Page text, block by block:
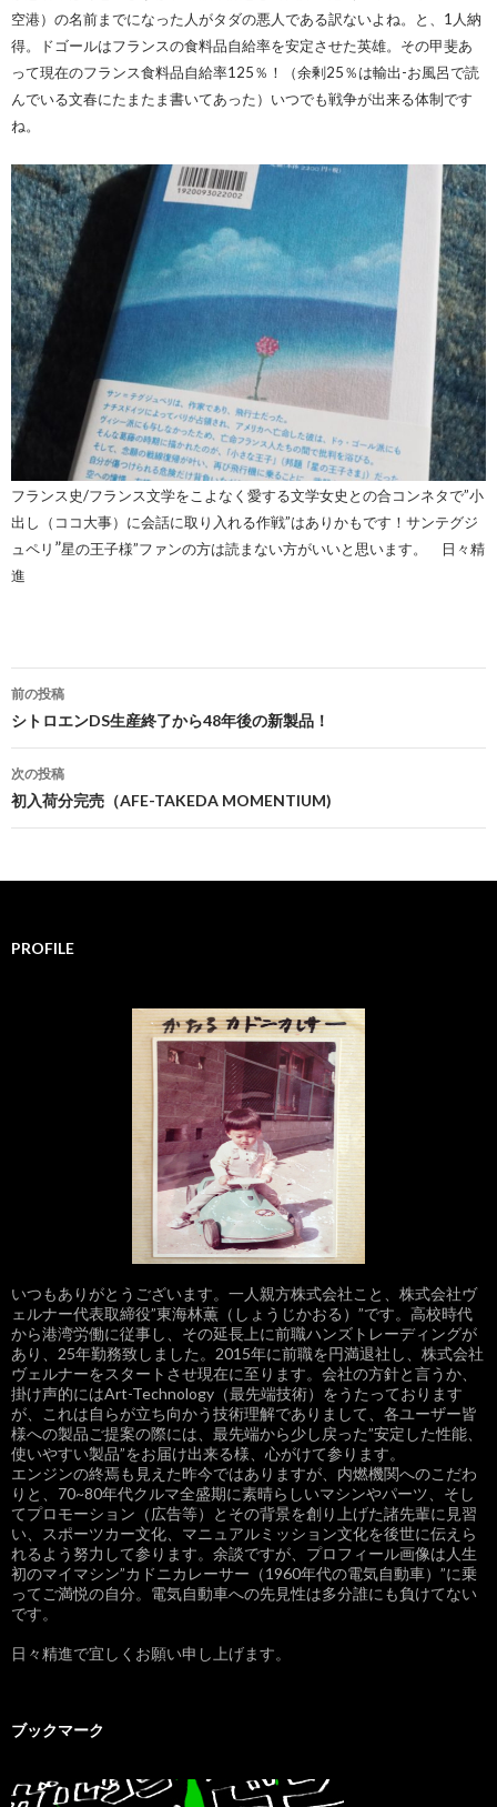
空港）の名前までになった人がタダの悪人である訳ないよね。と、1人納
得。ドゴールはフランスの食料品自給率を安定させた英雄。その甲斐あ
って現在のフランス食料品自給率125％！（余剰25％は輸出-お風呂で読
んでいる文春にたまたま書いてあった）いつでも戦争が出来る体制です
ね。
フランス史/フランス文学をこよなく愛する文学女史との合コンネタで”小
出し（ココ大事）に会話に取り入れる作戦”はありかもです！ サンテグジ
ュペリ ”星の王子様”ファンの方は読まない方がいいと思います。 日々精
進
投
稿
ナ
ゲ
シ
前の投稿
シトロエンDS生産終了から48年後の新製品！
次の投稿
初入荷分完売（AFE-TAKEDA MOMENTIUM)
PROFILE
いつもありがとうございます。一人親方株式会社こと、株式会社ヴ
ェルナー代表取締役”東海林薫（しょうじかおる）”です。高校時代
から港湾労働に従事し、その延長上に前職ハンズトレーディングが
あり、25年勤務致しました。2015年に前職を円満退社し、株式会社
ヴェルナーをスタートさせ現在に至ります。会社の方針と言うか、
掛け声的にはArt-Technology（最先端技術）をうたっております
が、これは自らが立ち向かう技術理解でありまして、各ユーザー皆
様への製品ご提案の際には、最先端から少し戻った”安定した性能、
使いやすい製品”をお届け出来る様、心がけて参ります。
エンジンの終焉も見えた昨今ではありますが、内燃機関へのこだわ
りと、70~80年代クルマ全盛期に素晴らしいマシンやパーツ、そし
てプロモーション（広告等）とその背景を創り上げた諸先輩に見習
い、スポーツカー文化、マニュアルミッション文化を後世に伝えら
れるよう努力して参ります。余談ですが、プロフィール画像は人生
初のマイマシン”カドニカレーサー（1960年代の電気自動車）”に乗
ってご満悦の自分。電気自動車への先見性は多分誰にも負けてない
です。
日々精進で宜しくお願い申し上げます。
ブックマーク